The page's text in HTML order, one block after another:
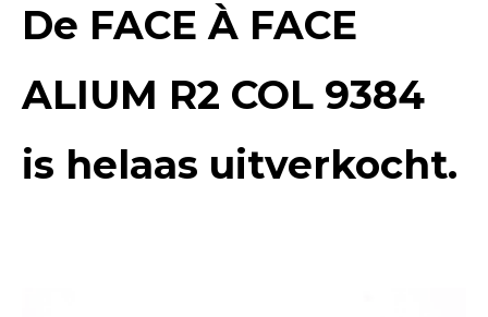
De FACE À FACE
ALIUM R2 COL 9384
is helaas uitverkocht.